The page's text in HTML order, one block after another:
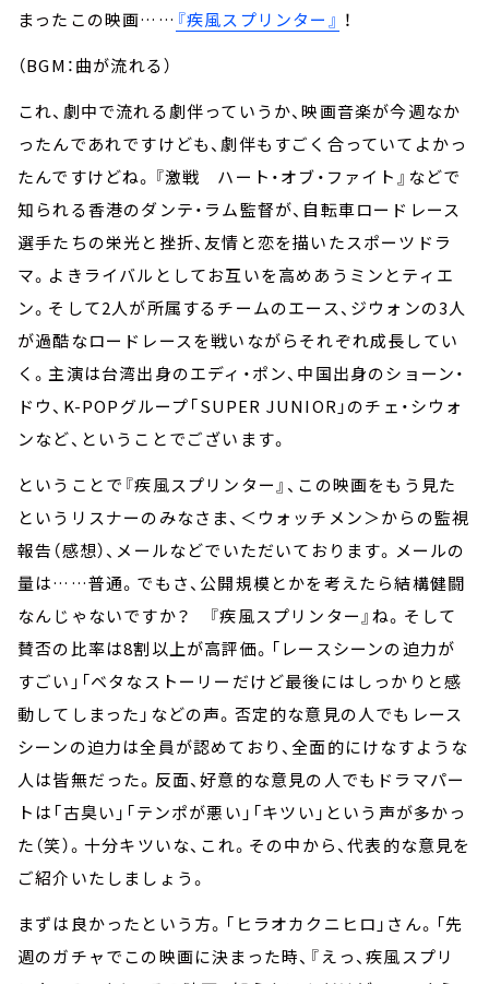
まったこの映画…… 『疾風スプリンター』 ！
（BGM：曲が流れる）
これ、劇中で流れる劇伴っていうか、映画音楽が今週なか
ったんであれですけども、劇伴もすごく合っていてよかっ
たんですけどね。『激戦 ハート・オブ・ファイト』などで
知られる香港のダンテ・ラム監督が、自転車ロードレース
選手たちの栄光と挫折、友情と恋を描いたスポーツドラ
マ。よきライバルとしてお互いを高めあうミンとティエ
ン。そして2人が所属するチームのエース、ジウォンの3人
が過酷なロードレースを戦いながらそれぞれ成長してい
く。主演は台湾出身のエディ・ポン、中国出身のショーン・
ドウ、K-POPグループ「SUPER JUNIOR」のチェ・シウォ
ンなど、ということでございます。
ということで『疾風スプリンター』、この映画をもう見た
というリスナーのみなさま、＜ウォッチメン＞からの監視
報告（感想）、メールなどでいただいております。メールの
量は……普通。でもさ、公開規模とかを考えたら結構健闘
なんじゃないですか？ 『疾風スプリンター』ね。そして
賛否の比率は8割以上が高評価。「レースシーンの迫力が
すごい」「ベタなストーリーだけど最後にはしっかりと感
動してしまった」などの声。否定的な意見の人でもレース
シーンの迫力は全員が認めており、全面的にけなすような
人は皆無だった。反面、好意的な意見の人でもドラマパー
トは「古臭い」「テンポが悪い」「キツい」という声が多かっ
た（笑）。十分キツいな、これ。その中から、代表的な意見を
ご紹介いたしましょう。
まずは良かったという方。「ヒラオカクニヒロ」さん。「先
週のガチャでこの映画に決まった時、『えっ、疾風スプリ